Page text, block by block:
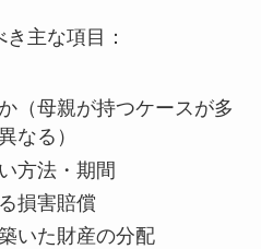
主な項目：
（母親が持つケースが多
なる）
方法・期間
損害賠償
いた財産の分配